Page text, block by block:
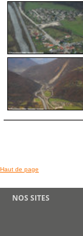
Haut de page
NOS SITES